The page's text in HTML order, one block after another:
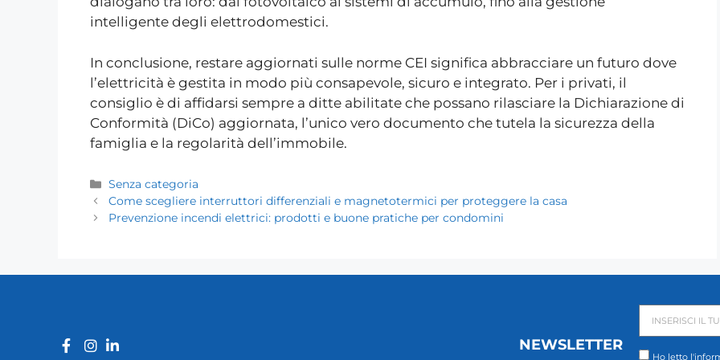
intelligente degli elettrodomestici.
In conclusione, restare aggiornati sulle norme CEI significa abbracciare un futuro dove
l’elettricità è gestita in modo più consapevole, sicuro e integrato. Per i privati, il
consiglio è di affidarsi sempre a ditte abilitate che possano rilasciare la Dichiarazione di
Conformità (DiCo) aggiornata, l’unico vero documento che tutela la sicurezza della
famiglia e la regolarità dell’immobile.
Senza categoria
Come scegliere interruttori differenziali e magnetotermici per proteggere la casa
Prevenzione incendi elettrici: prodotti e buone pratiche per condomini
NEWSLETTER
Ho letto